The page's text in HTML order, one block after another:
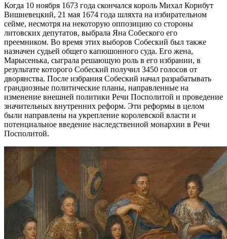
Когда 10 ноября 1673 года скончался король Михал Корибут
Вишневецкий, 21 мая 1674 года шляхта на избирательном
сейме, несмотря на некоторую оппозицию со стороны
литовских депутатов, выбрала Яна Собеского его
преемником. Во время этих выборов Собеский был также
назначен судьей общего капюшонного суда. Его жена,
Марысенька, сыграла решающую роль в его избрании, в
результате которого Собеский получил 3450 голосов от
дворянства. После избрания Собеский начал разрабатывать
грандиозные политические планы, направленные на
изменение внешней политики Речи Посполитой и проведение
значительных внутренних реформ. Эти реформы в целом
были направлены на укрепление королевской власти и
потенциальное введение наследственной монархии в Речи
Посполитой.